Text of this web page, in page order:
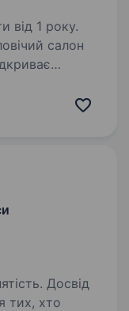
від 1 року.
Досвід